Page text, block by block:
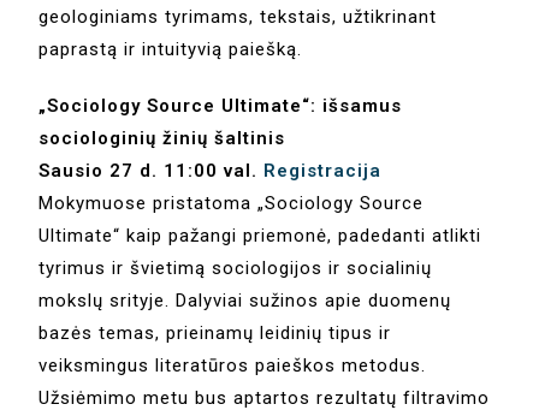
geologiniams tyrimams, tekstais, užtikrinant
paprastą ir intuityvią paiešką.
„Sociology Source Ultimate“: išsamus
sociologinių žinių šaltinis
Sausio 27 d. 11:00 val. Registracija
Mokymuose pristatoma „Sociology Source
Ultimate“ kaip pažangi priemonė, padedanti atlikti
tyrimus ir švietimą sociologijos ir socialinių
mokslų srityje. Dalyviai sužinos apie duomenų
bazės temas, prieinamų leidinių tipus ir
veiksmingus literatūros paieškos metodus.
Užsiėmimo metu bus aptartos rezultatų filtravimo